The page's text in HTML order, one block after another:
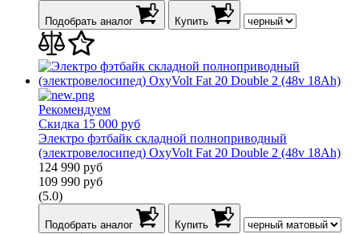
Подобрать аналог Купить
Рекомендуем
Скидка 15 000 руб
Электро фэтбайк складной полноприводный
(электровелосипед) OxyVolt Fat 20 Double 2 (48v 18Ah)
124 990 руб
109 990 руб
(5.0)
Подобрать аналог Купить